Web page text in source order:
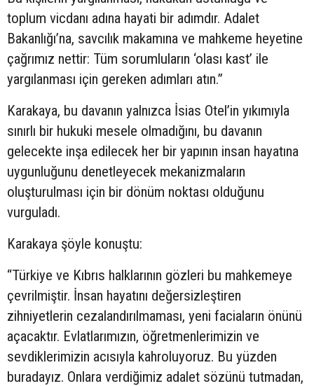
toplum vicdanı adına hayati bir adımdır. Adalet
Bakanlığı’na, savcılık makamına ve mahkeme heyetine
çağrımız nettir: Tüm sorumluların ‘olası kast’ ile
yargılanması için gereken adımları atın.”
Karakaya, bu davanın yalnızca İsias Otel’in yıkımıyla
sınırlı bir hukuki mesele olmadığını, bu davanın
gelecekte inşa edilecek her bir yapının insan hayatına
uygunluğunu denetleyecek mekanizmaların
oluşturulması için bir dönüm noktası olduğunu
vurguladı.
Karakaya şöyle konuştu:
“Türkiye ve Kıbrıs halklarının gözleri bu mahkemeye
çevrilmiştir. İnsan hayatını değersizleştiren
zihniyetlerin cezalandırılmaması, yeni faciaların önünü
açacaktır. Evlatlarımızın, öğretmenlerimizin ve
sevdiklerimizin acısıyla kahroluyoruz. Bu yüzden
buradayız. Onlara verdiğimiz adalet sözünü tutmadan,